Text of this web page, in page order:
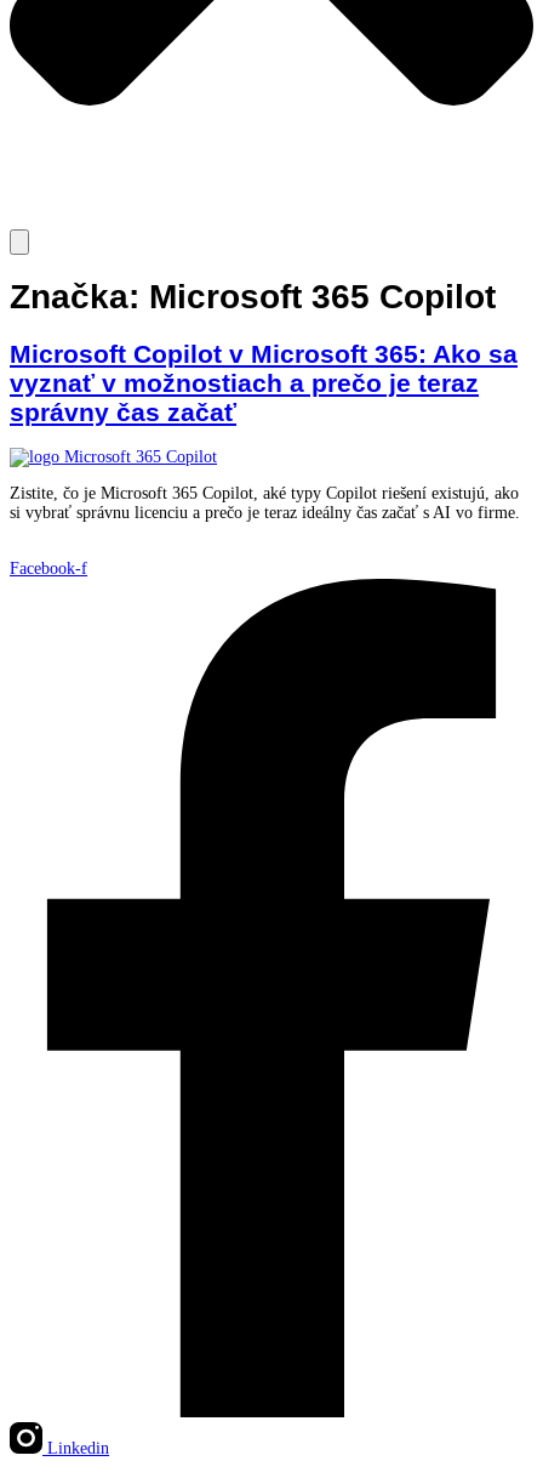
Značka: Microsoft 365 Copilot
Microsoft Copilot v Microsoft 365: Ako sa
vyznať v možnostiach a prečo je teraz
správny čas začať
Zistite, čo je Microsoft 365 Copilot, aké typy Copilot riešení existujú, ako
si vybrať správnu licenciu a prečo je teraz ideálny čas začať s AI vo firme.
Facebook-f
Linkedin